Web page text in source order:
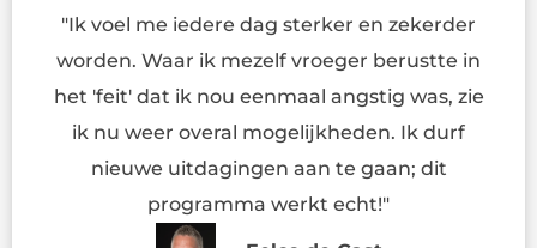
"Ik voel me iedere dag sterker en zekerder
worden. Waar ik mezelf vroeger berustte in
het 'feit' dat ik nou eenmaal angstig was, zie
ik nu weer overal mogelijkheden. Ik durf
nieuwe uitdagingen aan te gaan; dit
programma werkt echt!"